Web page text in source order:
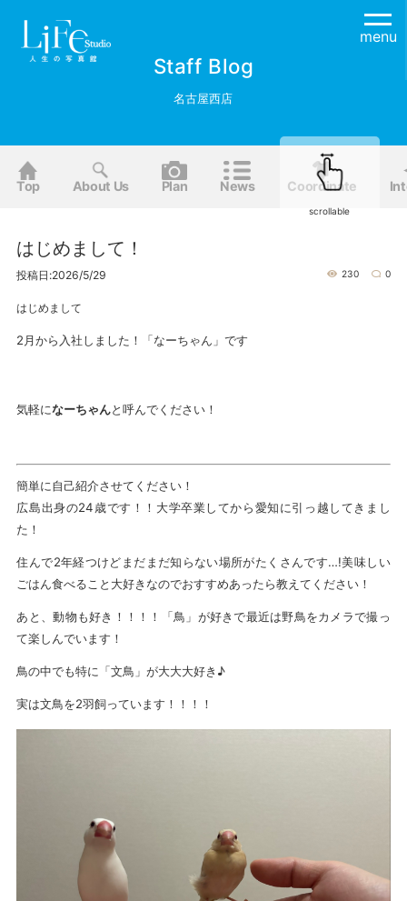
menu
Staff Blog
名古屋西店
Top About Us Plan News Coordinate
はじめまして！
投稿日:2026/5/29 230 0
はじめまして
2月から入社しました！「なーちゃん」です
気軽になーちゃんと呼んでください！
簡単に自己紹介させてください！
広島出身の24歳です！！大学卒業してから愛知に引っ越してきまし
た！
住んで2年経つけどまだまだ知らない場所がたくさんです…!美味しい
ごはん食べること大好きなのでおすすめあったら教えてください！
あと、動物も好き！！！！「鳥」が好きで最近は野鳥をカメラで撮っ
て楽しんでいます！
鳥の中でも特に「文鳥」が大大大好き♪
実は文鳥を2羽飼っています！！！！